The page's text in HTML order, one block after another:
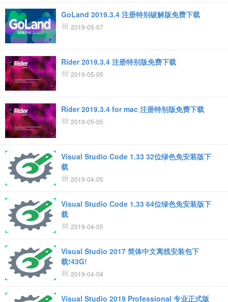
GoLand 2019.3.4 注册特别破解版免费下载
2019-05-07
Rider 2019.3.4 注册特别版免费下载
2019-05-05
Rider 2019.3.4 for mac 注册特别版免费下载
2019-05-05
Visual Studio Code 1.33 32位绿色免安装版下
载
2019-04-05
Visual Studio Code 1.33 64位绿色免安装版下
载
2019-04-05
Visual Studio 2017 简体中文离线安装包下
载!43G!
2019-04-04
Visual Studio 2019 Professional 专业正式版